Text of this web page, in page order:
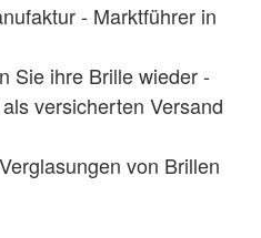
- Marktführer in
Sie ihre Brille wieder -
versicherten Versand
von Brillen